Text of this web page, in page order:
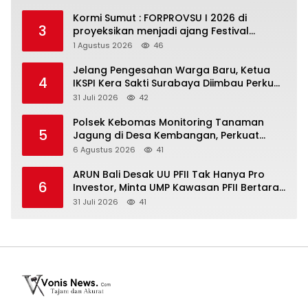
3
Kormi Sumut : FORPROVSU I 2026 di
proyeksikan menjadi ajang Festival
Olahraga Masyarakat dengan Pegiat
1 Agustus 2026 46
4
Jelang Pengesahan Warga Baru, Ketua
IKSPI Kera Sakti Surabaya Diimbau Perkuat
Pembinaan dan Jaga Kondusivitas
31 Juli 2026 42
5
Polsek Kebomas Monitoring Tanaman
Jagung di Desa Kembangan, Perkuat
Dukungan Ketahanan Pangan Nasional
6 Agustus 2026 41
6
ARUN Bali Desak UU PFII Tak Hanya Pro
Investor, Minta UMP Kawasan PFII Bertaraf
Internasional
31 Juli 2026 41